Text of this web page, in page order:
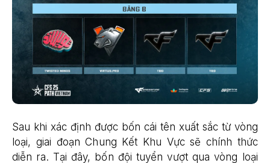
Sau khi xác định được bốn cái tên xuất sắc từ vòng
loại, giai đoạn Chung Kết Khu Vực sẽ chính thức
diễn ra. Tại đây, bốn đội tuyển vượt qua vòng loại